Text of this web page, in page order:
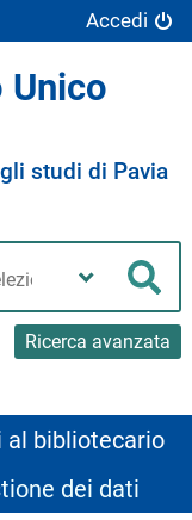
Accedi
Unico
studi di Pavia
Ricerca avanzata
al bibliotecario
dei dati